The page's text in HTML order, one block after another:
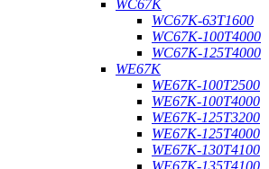
WC67K
WC67K-63T1600
WC67K-100T4000
WC67K-125T4000
WE67K
WE67K-100T2500
WE67K-100T4000
WE67K-125T3200
WE67K-125T4000
WE67K-130T4100
WE67K-135T4100